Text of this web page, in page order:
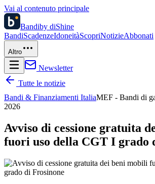
Vai al contenuto principale
Bandiby diShine
BandiScadenzeIdoneitàScopriNotizieAbbonati
Altro
Newsletter
Tutte le notizie
Bandi & Finanziamenti ItaliaMEF - Bandi di
2026
Avviso di cessione gratuita
fuori uso della CGT I grado